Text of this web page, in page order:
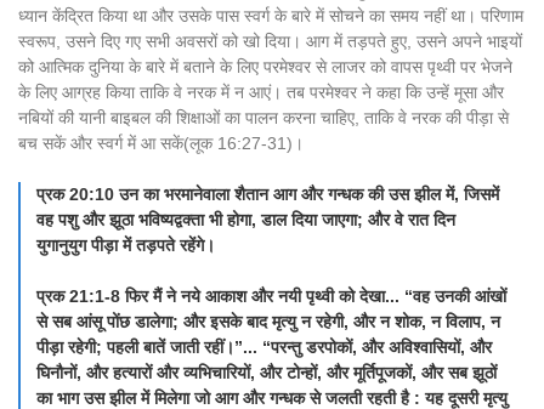
ध्यान केंद्रित किया था और उसके पास स्वर्ग के बारे में सोचने का समय नहीं था। परिणाम
स्वरूप, उसने दिए गए सभी अवसरों को खो दिया। आग में तड़पते हुए, उसने अपने भाइयों
को आत्मिक दुनिया के बारे में बताने के लिए परमेश्वर से लाजर को वापस पृथ्वी पर भेजने
के लिए आग्रह किया ताकि वे नरक में न आएं। तब परमेश्वर ने कहा कि उन्हें मूसा और
नबियों की यानी बाइबल की शिक्षाओं का पालन करना चाहिए, ताकि वे नरक की पीड़ा से
बच सकें और स्वर्ग में आ सकें(लूक 16:27-31)।
प्रक 20:10 उन का भरमानेवाला शैतान आग और गन्धक की उस झील में, जिसमें
वह पशु और झूठा भविष्यद्वक्ता भी होगा, डाल दिया जाएगा; और वे रात दिन
युगानुयुग पीड़ा में तड़पते रहेंगे।
प्रक 21:1-8 फिर मैं ने नये आकाश और नयी पृथ्वी को देखा... “वह उनकी आंखों
से सब आंसू पोंछ डालेगा; और इसके बाद मृत्यु न रहेगी, और न शोक, न विलाप, न
पीड़ा रहेगी; पहली बातें जाती रहीं।”... “परन्तु डरपोकों, और अविश्वासियों, और
घिनौनों, और हत्यारों और व्यभिचारियों, और टोन्हों, और मूर्तिपूजकों, और सब झूठों
का भाग उस झील में मिलेगा जो आग और गन्धक से जलती रहती है : यह दूसरी मृत्यु